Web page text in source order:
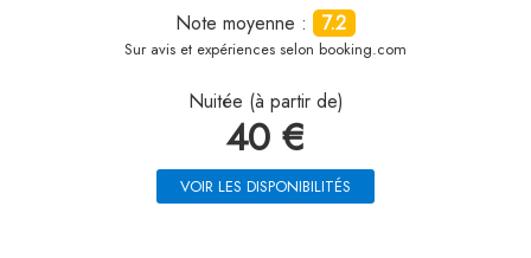
Note moyenne : 7.2
Sur avis et expériences selon booking.com
Nuitée (à partir de)
40 €
VOIR LES DISPONIBILITÉS